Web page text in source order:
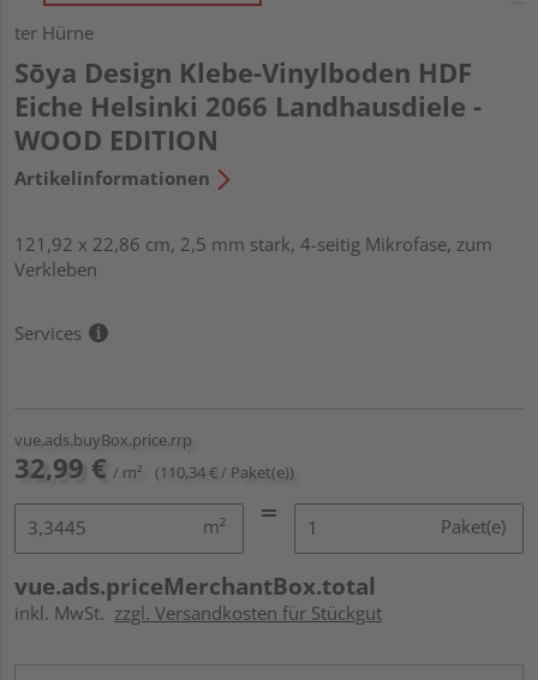
ter Hürne
Sōya Design Klebe-Vinylboden HDF
Eiche Helsinki 2066 Landhausdiele -
WOOD EDITION
Artikelinformationen
121,92 x 22,86 cm, 2,5 mm stark, 4-seitig Mikrofase, zum
Verkleben
Services
vue.ads.buyBox.price.rrp
32,99 € / m² (110,34 € / Paket(e))
m² Paket(e)
vue.ads.priceMerchantBox.total
inkl. MwSt. zzgl. Versandkosten für Stückgut